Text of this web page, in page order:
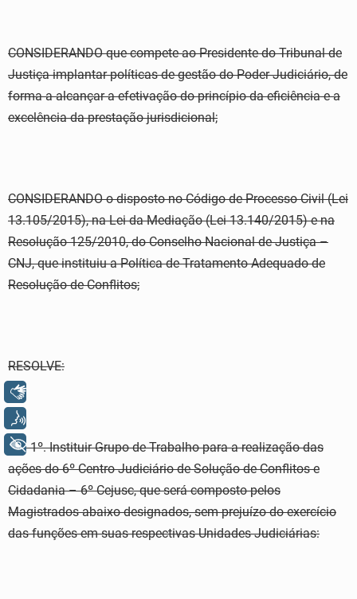
CONSIDERANDO que compete ao Presidente do Tribunal de
Justiça implantar políticas de gestão do Poder Judiciário, de
forma a alcançar a efetivação do princípio da eficiência e a
excelência da prestação jurisdicional;
CONSIDERANDO o disposto no Código de Processo Civil (Lei
13.105/2015), na Lei da Mediação (Lei 13.140/2015) e na
Resolução 125/2010, do Conselho Nacional de Justiça –
CNJ, que instituiu a Política de Tratamento Adequado de
Resolução de Conflitos;
RESOLVE:
Art. 1º. Instituir Grupo de Trabalho para a realização das
ações do 6º Centro Judiciário de Solução de Conflitos e
Cidadania – 6º Cejusc, que será composto pelos
Magistrados abaixo designados, sem prejuízo do exercício
das funções em suas respectivas Unidades Judiciárias:
+ Acessibilidade